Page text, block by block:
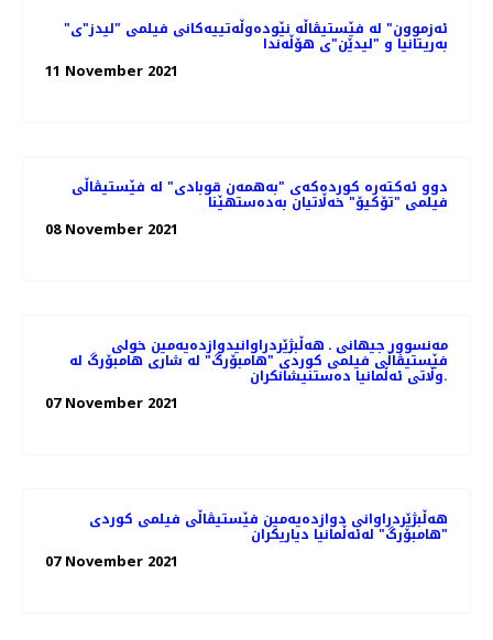
"ئەزموون" لە فێستیڤاڵە نێودەوڵەتییەکانی فیلمی "لیدز"ی
بەریتانیا و "لیدێن"ی هۆڵەندا
11 November 2021
دوو ئەکتەرە کوردەکەی "بەهمەن قوبادی" لە فێستیڤاڵی
فیلمی "تۆکیۆ" خەڵاتیان بەدەستهێنا
08 November 2021
مەنسوور جیهانی ـ هه‌ڵبژێردراوانیدوازدەیەمین خولی
فێستیڤاڵی فیلمی کوردی "هامبۆرگ" لە شاری هامبۆرگ لە
وڵاتی ئەڵمانیا ده‌ستنیشانکران.
07 November 2021
هه‌ڵبژێردراوانی دوازدەیەمین فێستیڤاڵی فیلمی کوردی
"هامبۆرگ" لەئەڵمانیا دیاریکران
07 November 2021